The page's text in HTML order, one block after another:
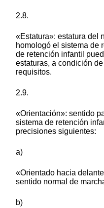
2.8.
«Estatura»: estatura del
homologó el sistema de
de retención infantil
estaturas, a condición
requisitos.
2.9.
«Orientación»: sentido
sistema de retención
precisiones siguientes:
a)
«Orientado hacia
sentido normal de
b)